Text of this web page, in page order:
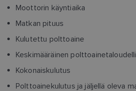
Moottorin käyntiaika
Matkan pituus
Kulutettu polttoaine
Keskimääräinen
Kokonaiskulutus
Polttoainekulutus ja jäljellä oleva